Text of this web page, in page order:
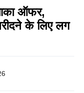
ऑफर,
के लिए लग